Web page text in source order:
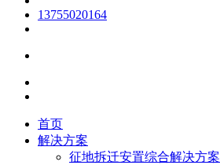
13755020164
首页
解决方案
征地拆迁安置综合解决方案